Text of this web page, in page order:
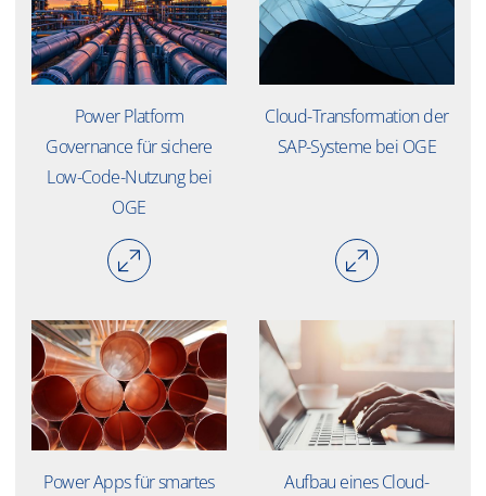
Power Platform
Governance für sichere
Low-Code-Nutzung bei
OGE
​​Cloud-Transformation der
SAP-Systeme bei OGE​
​​Power Apps für smartes
​​Aufbau eines Cloud-